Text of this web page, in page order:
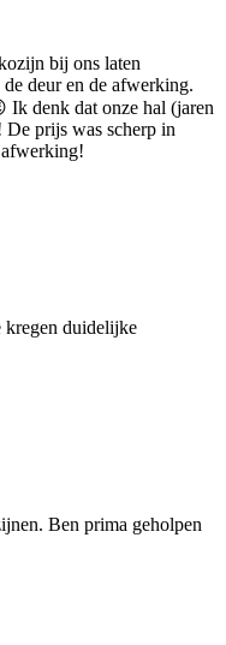
bij ons laten
deur en de afwerking.
Ik denk dat onze hal (jaren
prijs was scherp in
kregen duidelijke
Ben prima geholpen